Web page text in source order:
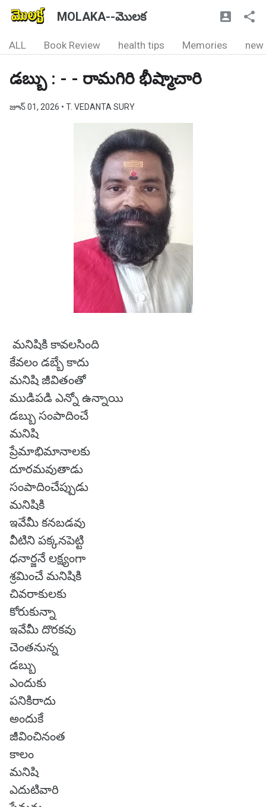
MOLAKA--మొలక
ALL Book Review health tips Memories new
డబ్బు : - - రామగిరి భీష్మాచారి
జూన్ 01, 2026 • T. VEDANTA SURY
మనిషికి కావలసింది
కేవలం డబ్బే కాదు
మనిషి జీవితంతో
ముడిపడి ఎన్నో ఉన్నాయి
డబ్బు సంపాదించే
మనిషి
ప్రేమాభిమానాలకు
దూరమవుతాడు
సంపాదించేప్పుడు
మనిషికి
ఇవేమీ కనబడవు
వీటిని పక్కనపెట్టి
ధనార్జనే లక్ష్యంగా
శ్రమించే మనిషికి
చివరాకులకు
కోరుకున్నా
ఇవేమీ దొరకవు
చెంతనున్న
డబ్బు
ఎందుకు
పనికిరాదు
అందుకే
జీవించినంత
కాలం
మనిషి
ఎదుటివారి